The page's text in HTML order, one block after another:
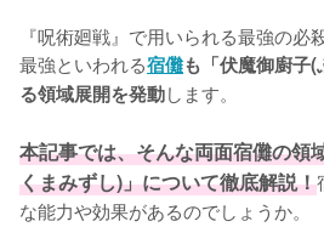
『呪術廻戦』で用いられる最強の必殺
最強といわれる宿儺も「伏魔御廚子
る領域展開を発動します。
本記事では、そんな両面宿儺の領
くまみずし)」について徹底解説！
な能力や効果があるのでしょうか。